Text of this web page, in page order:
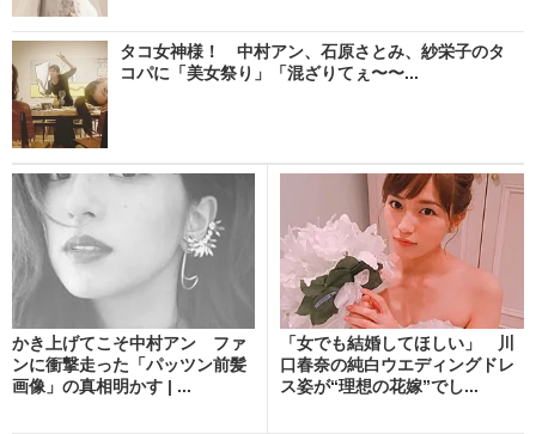
タコ女神様！ 中村アン、石原さとみ、紗栄子のタ
コパに「美女祭り」「混ざりてぇ〜〜...
かき上げてこそ中村アン ファ
ンに衝撃走った「パッツン前髪
画像」の真相明かす | ...
「女でも結婚してほしい」 川
口春奈の純白ウエディングドレ
ス姿が“理想の花嫁”でし...